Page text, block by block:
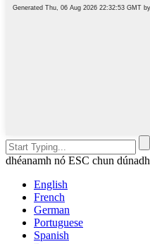
dhéanamh nó ESC chun dúnadh
English
French
German
Portuguese
Spanish